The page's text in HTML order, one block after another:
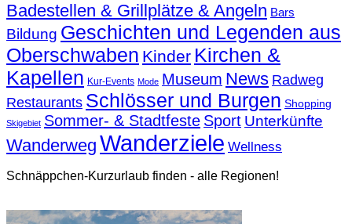
Badestellen & Grillplätze & Angeln Bars
Bildung Geschichten und Legenden aus
Oberschwaben Kinder Kirchen &
Kapellen Kur-Events Mode Museum News Radweg
Restaurants Schlösser und Burgen Shopping
Skigebiet Sommer- & Stadtfeste Sport Unterkünfte
Wanderweg Wanderziele Wellness
Schnäppchen-Kurzurlaub finden - alle Regionen!